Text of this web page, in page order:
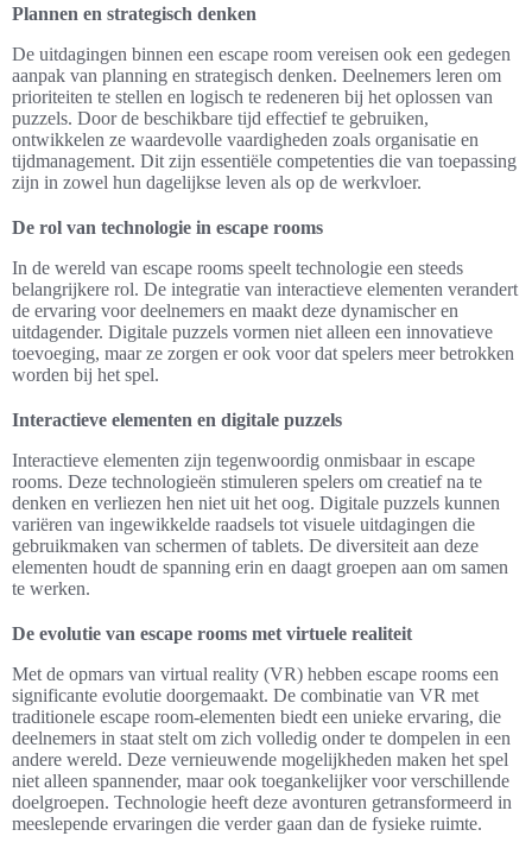
Plannen en strategisch denken
De uitdagingen binnen een escape room vereisen ook een gedegen
aanpak van planning en strategisch denken. Deelnemers leren om
prioriteiten te stellen en logisch te redeneren bij het oplossen van
puzzels. Door de beschikbare tijd effectief te gebruiken,
ontwikkelen ze waardevolle vaardigheden zoals organisatie en
tijdmanagement. Dit zijn essentiële competenties die van toepassing
zijn in zowel hun dagelijkse leven als op de werkvloer.
De rol van technologie in escape rooms
In de wereld van escape rooms speelt technologie een steeds
belangrijkere rol. De integratie van interactieve elementen verandert
de ervaring voor deelnemers en maakt deze dynamischer en
uitdagender. Digitale puzzels vormen niet alleen een innovatieve
toevoeging, maar ze zorgen er ook voor dat spelers meer betrokken
worden bij het spel.
Interactieve elementen en digitale puzzels
Interactieve elementen zijn tegenwoordig onmisbaar in escape
rooms. Deze technologieën stimuleren spelers om creatief na te
denken en verliezen hen niet uit het oog. Digitale puzzels kunnen
variëren van ingewikkelde raadsels tot visuele uitdagingen die
gebruikmaken van schermen of tablets. De diversiteit aan deze
elementen houdt de spanning erin en daagt groepen aan om samen
te werken.
De evolutie van escape rooms met virtuele realiteit
Met de opmars van virtual reality (VR) hebben escape rooms een
significante evolutie doorgemaakt. De combinatie van VR met
traditionele escape room-elementen biedt een unieke ervaring, die
deelnemers in staat stelt om zich volledig onder te dompelen in een
andere wereld. Deze vernieuwende mogelijkheden maken het spel
niet alleen spannender, maar ook toegankelijker voor verschillende
doelgroepen. Technologie heeft deze avonturen getransformeerd in
meeslepende ervaringen die verder gaan dan de fysieke ruimte.